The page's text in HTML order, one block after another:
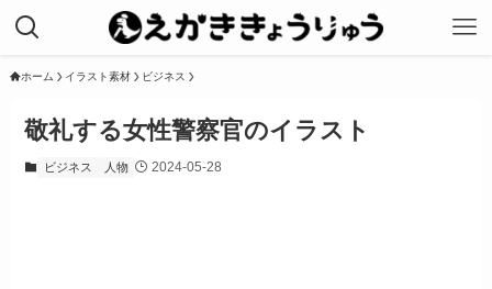
ホーム イラスト素材 ビジネス
敬礼する女性警察官のイラスト
ビジネス 人物 2024-05-28